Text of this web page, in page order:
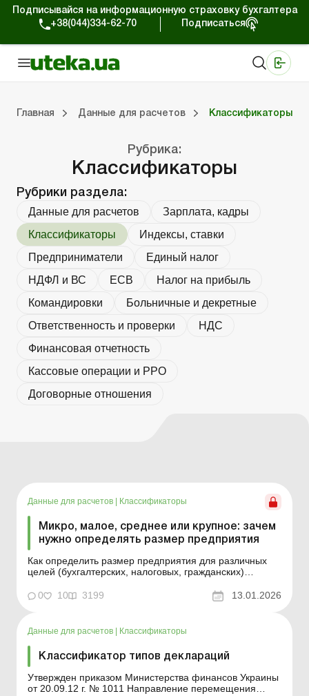
Подписывайся на информационную страховку бухгалтера
+38(044)334-62-70
Подписаться
Главная Данные для расчетов Классификаторы
Рубрика:
Классификаторы
Рубрики раздела:
Данные для расчетов
Зарплата, кадры
Классификаторы
Индексы, ставки
Предприниматели
Единый налог
НДФЛ и ВС
ЕСВ
Налог на прибыль
Командировки
Больничные и декретные
Ответственность и проверки
НДС
Финансовая отчетность
Кассовые операции и РРО
Договорные отношения
Данные для расчетов Классификаторы
Микро, малое, среднее или крупное: зачем
нужно определять размер предприятия
Как определить размер предприятия для различных
целей (бухгалтерских, налоговых, гражданских)
размерная категория? В некоторых случаях
необходимо знать, к какой именно размерной
малое, среднее или кру...
0 10 3199 13.01.2026
Данные для расчетов Классификаторы
Классификатор типов деклараций
Утвержден приказом Министерства финансов Украины
от 20.09.12 г. № 1011 Направление перемещения